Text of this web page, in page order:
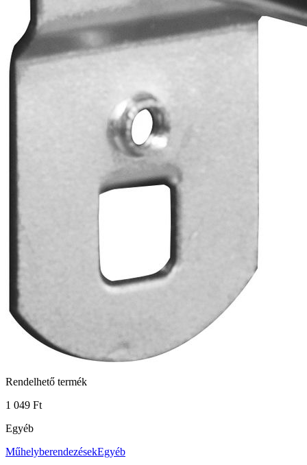
Rendelhető termék
1 049 Ft
Egyéb
MűhelyberendezésekEgyéb